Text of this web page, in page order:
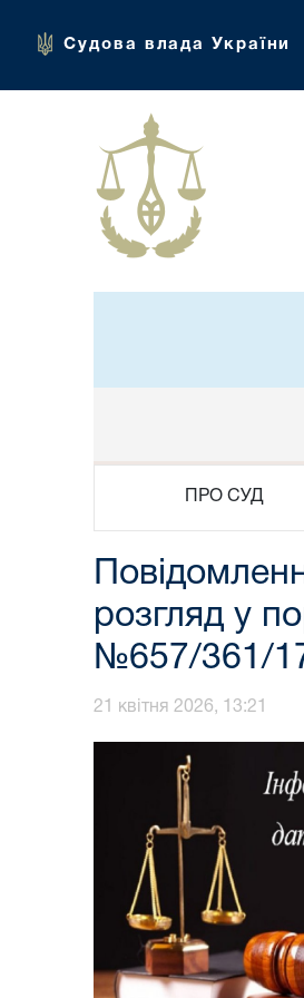
Судова влада України
ПРО СУД
розгляд у
№657/361/
21 квітня 2026, 13:21